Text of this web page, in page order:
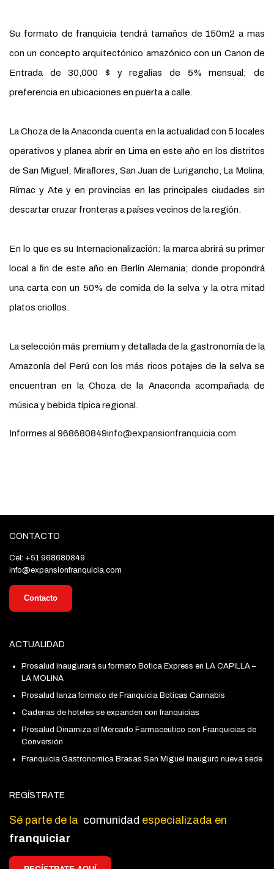
Su formato de franquicia tendrá tamaños de 150m2 a mas
con un concepto arquitectónico amazónico con un Canon de
Entrada de 30,000 $ y regalías de 5% mensual; de
preferencia en ubicaciones en puerta a calle.
La Choza de la Anaconda cuenta en la actualidad con 5 locales
operativos y planea abrir en Lima en este año en los distritos
de San Miguel, Miraflores, San Juan de Lurigancho, La Molina,
Rímac y Ate y en provincias en las principales ciudades sin
descartar cruzar fronteras a países vecinos de la región.
En lo que es su Internacionalización: la marca abrirá su primer
local a fin de este año en Berlín Alemania; donde propondrá
una carta con un 50% de comida de la selva y la otra mitad
platos criollos.
La selección más premium y detallada de la gastronomía de la
Amazonía del Perú con los más ricos potajes de la selva se
encuentran en la Choza de la Anaconda acompañada de
música y bebida típica regional.
Informes al 968680849info@expansionfranquicia.com
CONTACTO
Cel: +51 968680849
info@expansionfranquicia.com
Contacto
ACTUALIDAD
Prosalud inaugurará su formato Botica Express en LA CAPILLA –
LA MOLINA
Prosalud lanza formato de Franquicia Boticas Cannabis
Cadenas de hoteles se expanden con franquicias
Prosalud Dinamiza el Mercado Farmaceutico con Franquicias de
Conversión
Franquicia Gastronomica Brasas San Miguel inauguró nueva sede
REGÍSTRATE
Sé parte de la comunidad especializada en
franquiciar